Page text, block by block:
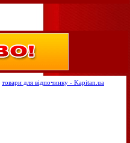
товари для відпочинку - Kapitan.ua